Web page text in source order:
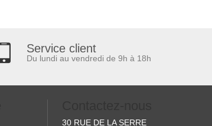
Service client
Du lundi au vendredi de 9h à 18h
30 RUE DE LA SERRE